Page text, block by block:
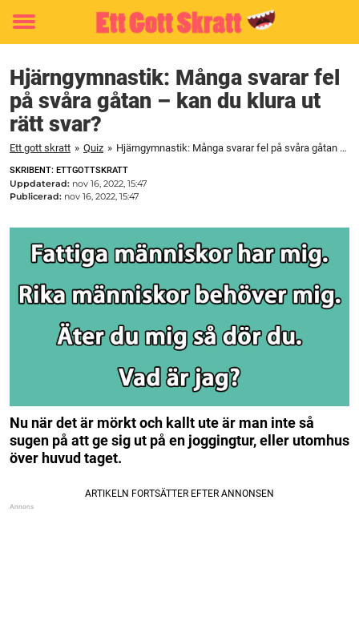
Toggle
Hjärngymnastik: Många svarar fel
på svåra gåtan – kan du klura ut
rätt svar?
Ett gott skratt » Quiz » Hjärngymnastik: Många svarar fel på svåra gåtan – kan du klura ut rätt svar?
SKRIBENT: ETTGOTTSKRATT
Uppdaterad: nov 16, 2022, 15:47
Publicerad: nov 16, 2022, 15:47
Nu när det är mörkt och kallt ute är man inte så
sugen på att ge sig ut på en joggingtur, eller utomhus
över huvud taget.